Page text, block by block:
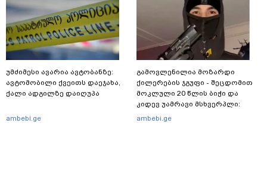
უმძიმესი ავარია ავტობანზე:
ავტომობილი ქვეითს დაეჯახა,
ქალი ადგილზე დაიღუპა
ambebi.ge
გამოვლენილია მოზარდი
ქილერების ჯგუფი - შეცდომით
მოკლული 20 წლის ბიჭი და
კიდევ უამრავი მსხვერპლი:
რომელ ქვეყნამდე მივიდა
ambebi.ge